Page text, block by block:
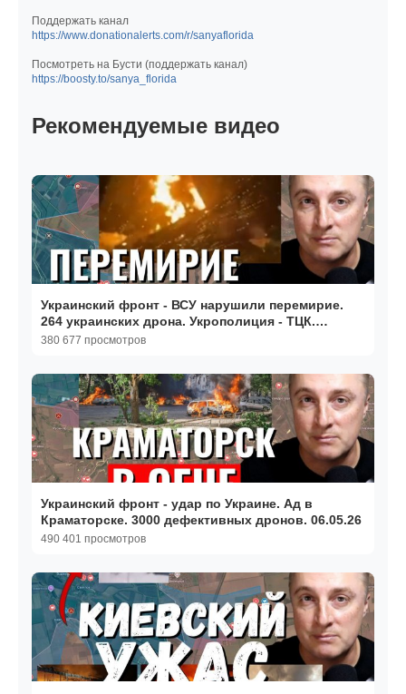
Поддержать канал
https://www.donationalerts.com/r/sanyaflorida
Посмотреть на Бусти (поддержать канал)
https://boosty.to/sanya_florida
Рекомендуемые видео
Украинский фронт - ВСУ нарушили перемирие.
264 украинских дрона. Укрополиция - ТЦК.
08.05.26
380 677 просмотров
Украинский фронт - удар по Украине. Ад в
Краматорске. 3000 дефективных дронов. 06.05.26
490 401 просмотров